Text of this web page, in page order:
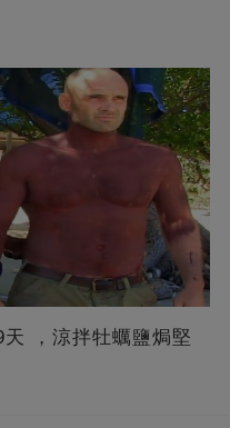
，涼拌牡蠣鹽焗堅